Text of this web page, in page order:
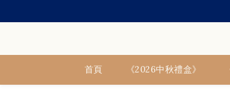
首頁 《2026中秋禮盒》